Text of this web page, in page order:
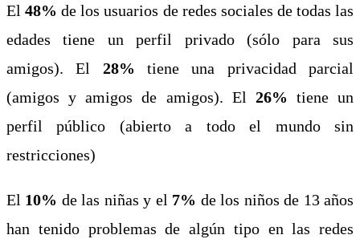
El48%de los usuarios de redes sociales de todas las
edades tiene un perfil privado (sólo para sus
amigos). El 28%tiene una privacidad
parcial
(amigos y amigos de amigos). El 26% tiene un
perfil público (abierto a todo el mundo sin
restricciones)
El 10% de las niñas y el 7% de los niños de 13 años
han tenido problemas de algún tipo en las redes